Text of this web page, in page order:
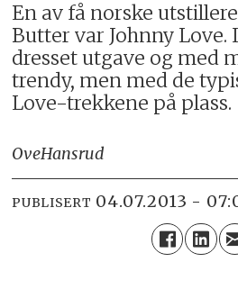
En av få norske
Butter var Johnny Love.
dresset utgave og med
trendy, men med de
Love-trekkene på plass.
OveHansrud
PUBLISERT 04.07.2013 -